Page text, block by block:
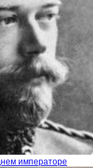
императоре